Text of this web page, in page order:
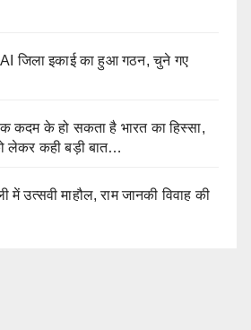
जिला इकाई का हुआ गठन, चुने गए
कदम के हो सकता है भारत का हिस्सा,
लेकर कही बड़ी बात…
में उत्सवी माहौल, राम जानकी विवाह की